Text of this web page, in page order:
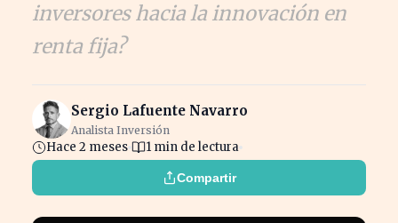
inversores hacia la innovación en
renta fija?
Sergio Lafuente Navarro
Analista Inversión
Hace 2 meses 1 min de lectura
Compartir